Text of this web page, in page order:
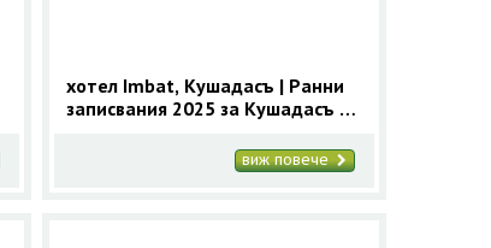
хотел Imbat, Кушадасъ | Ранни
записвания 2025 за Кушадасъ с
виж повече